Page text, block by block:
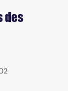
des